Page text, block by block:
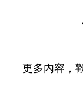
更多內容，